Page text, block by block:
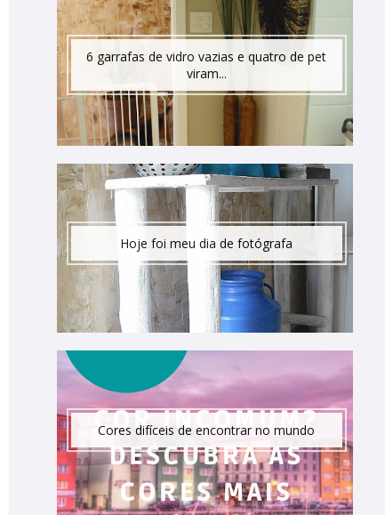
6 garrafas de vidro vazias e quatro de pet
viram...
Hoje foi meu dia de fotógrafa
Cores difíceis de encontrar no mundo